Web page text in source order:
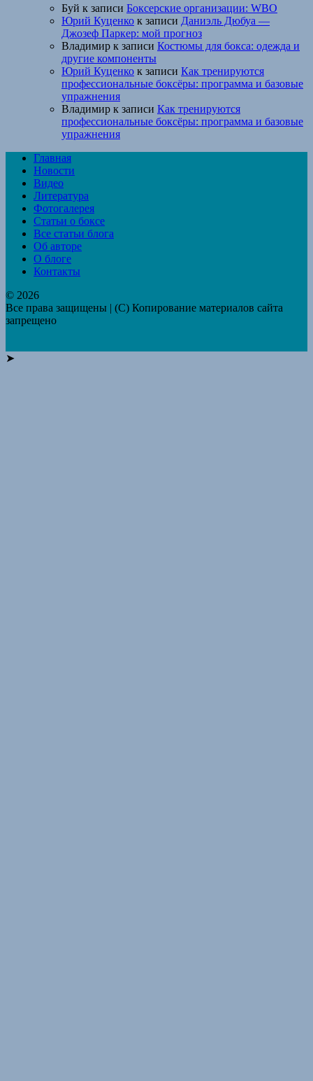
Буй к записи Боксерские организации: WBO
Юрий Куценко к записи Даниэль Дюбуа —
Джозеф Паркер: мой прогноз
Владимир к записи Костюмы для бокса: одежда и
другие компоненты
Юрий Куценко к записи Как тренируются
профессиональные боксёры: программа и базовые
упражнения
Владимир к записи Как тренируются
профессиональные боксёры: программа и базовые
упражнения
Главная
Новости
Видео
Литература
Фотогалерея
Статьи о боксе
Все статьи блога
Об авторе
О блоге
Контакты
© 2026
Все права защищены | (C) Копирование материалов сайта
запрещено
➤